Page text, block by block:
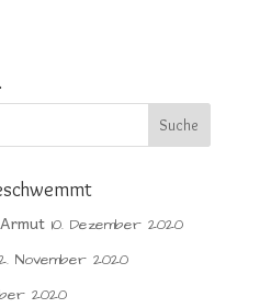
10. Dezember 2020
November 2020
2020